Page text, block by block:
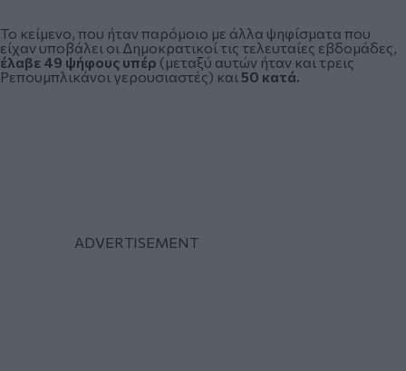
Το κείμενο, που ήταν παρόμοιο με άλλα ψηφίσματα που
είχαν υποβάλει οι Δημοκρατικοί τις τελευταίες εβδομάδες,
έλαβε 49 ψήφους υπέρ (μεταξύ αυτών ήταν και τρεις
Ρεπουμπλικάνοι γερουσιαστές) και 50 κατά.